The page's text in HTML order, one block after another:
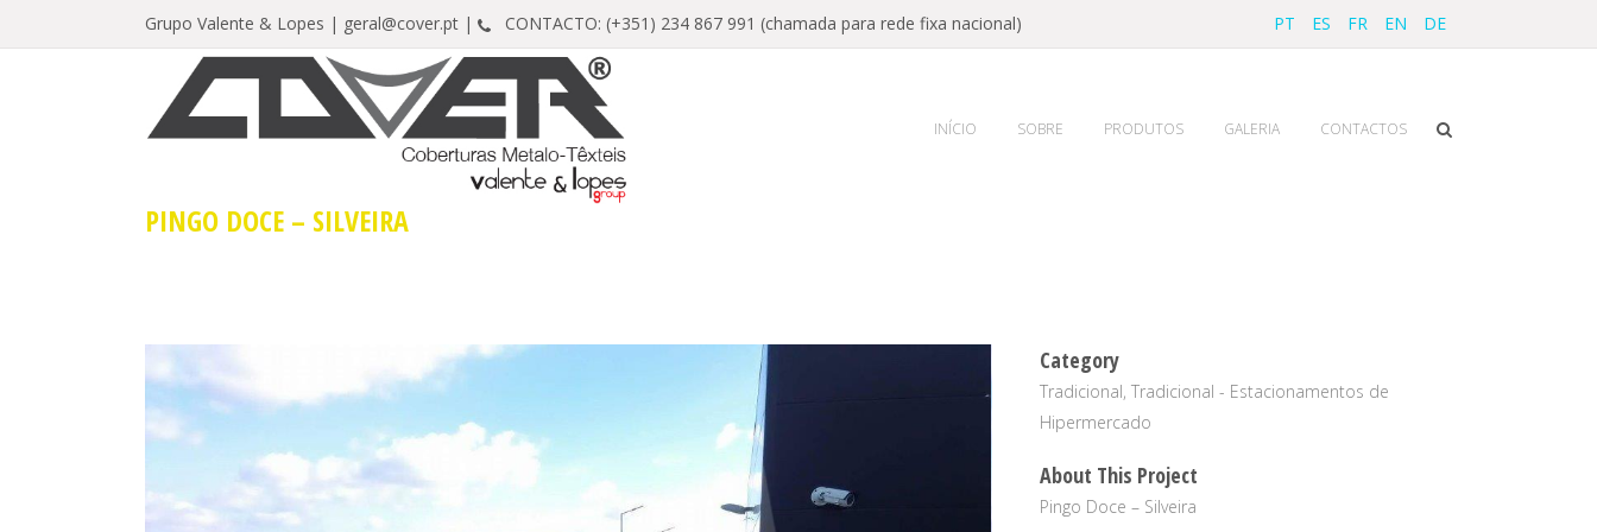
Grupo Valente & Lopes | geral@cover.pt | CONTACTO: (+351) 234 867 991 (chamada para rede fixa nacional) PT ES FR EN DE
INÍCIO SOBRE PRODUTOS GALERIA CONTACTOS
PINGO DOCE – SILVEIRA
Category
Tradicional, Tradicional - Estacionamentos de
Hipermercado
About This Project
Pingo Doce – Silveira